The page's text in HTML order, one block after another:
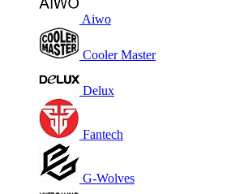
Aiwo
Cooler Master
Delux
Fantech
G-Wolves